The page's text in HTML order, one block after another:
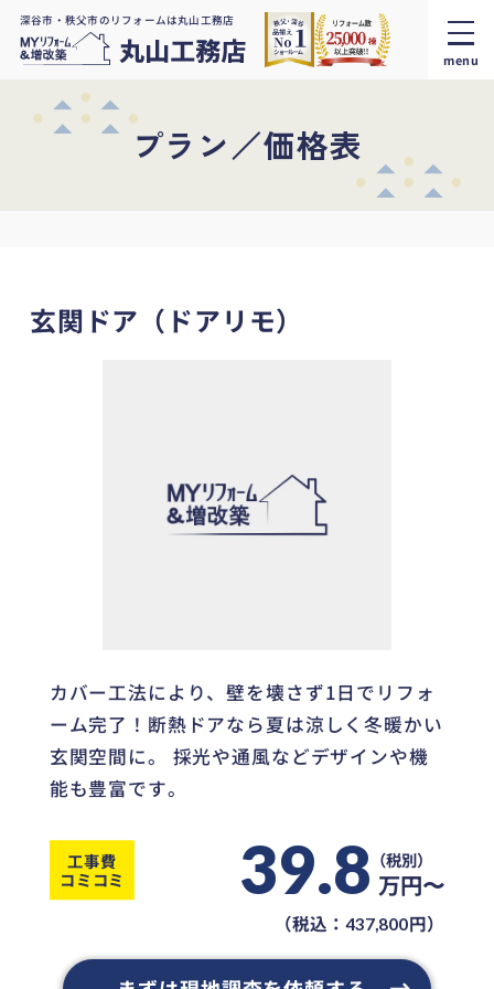
深谷市・秩父市のリフォームは丸山工務店
menu
プラン／価格表
玄関ドア（ドアリモ）
カバー工法により、壁を壊さず1日でリフォ
ーム完了！断熱ドアなら夏は涼しく冬暖かい
玄関空間に。 採光や通風などデザインや機
能も豊富です。
工事費
コミコミ
39.8 万円〜
（税込： 437,800円）